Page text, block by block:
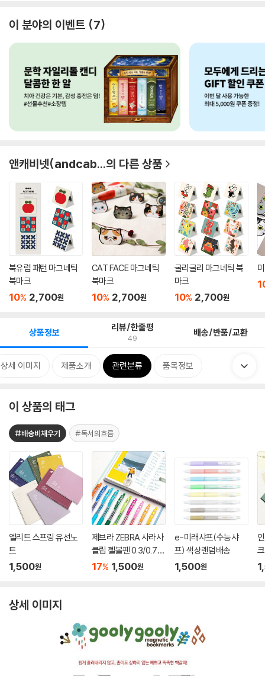
이 분야의 이벤트 7
앤캐비넷(andcab...의 다른 상품
북유럽 패턴 마그네틱
북마크
10% 2,700원
CAT FACE 마그네틱
북마크
10% 2,700원
굴리굴리 마그네틱 북
마크
10% 2,700원
상품정보 리뷰/한줄평
49 배송/반품/교환
상세 이미지 제품소개 관련분류 품목정보
이 상품의 태그
#배송비채우기 #독서의흐름
엘리트 스프링 유선노
트
1,500원
제브라 ZEBRA 사라사
클립 젤볼펜 0.3/0.7m
m
17% 1,500원
e-미래샤프(수능샤
프) 색상랜덤배송
1,500원
크
상세 이미지